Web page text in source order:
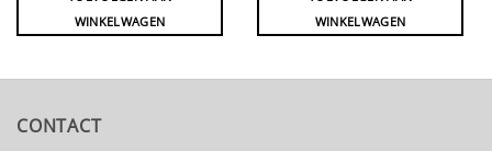
WINKELWAGEN
WINKELWAGEN
CONTACT